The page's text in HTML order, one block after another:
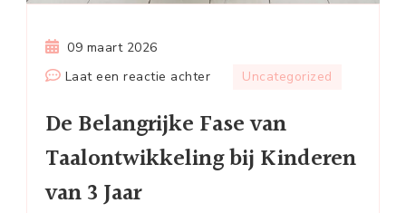
09 maart 2026
Laat een reactie achterop
Belangrijke
Fase
van
Uncategorized
De Belangrijke Fase van
Taalontwikkeling bij Kinderen
van 3 Jaar